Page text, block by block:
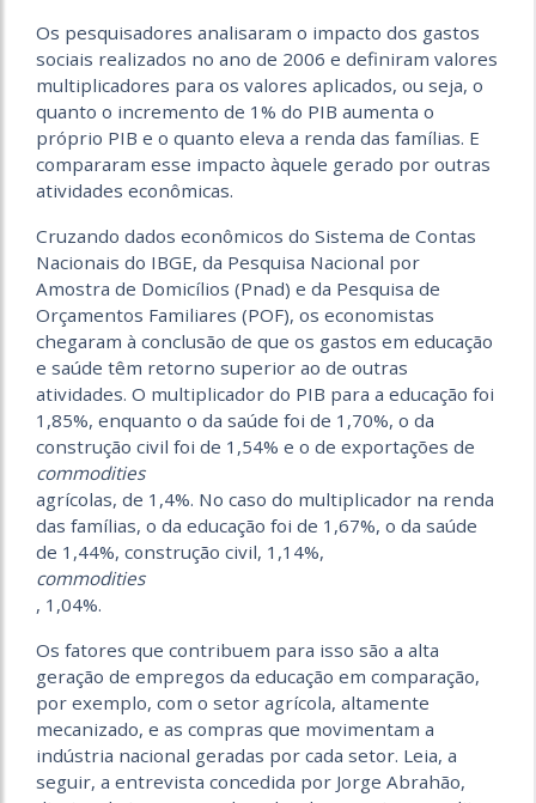
Os pesquisadores analisaram o impacto dos gastos
sociais realizados no ano de 2006 e definiram valores
multiplicadores para os valores aplicados, ou seja, o
quanto o incremento de 1% do PIB aumenta o
próprio PIB e o quanto eleva a renda das famílias. E
compararam esse impacto àquele gerado por outras
atividades econômicas.
Cruzando dados econômicos do Sistema de Contas
Nacionais do IBGE, da Pesquisa Nacional por
Amostra de Domicílios (Pnad) e da Pesquisa de
Orçamentos Familiares (POF), os economistas
chegaram à conclusão de que os gastos em educação
e saúde têm retorno superior ao de outras
atividades. O multiplicador do PIB para a educação foi
1,85%, enquanto o da saúde foi de 1,70%, o da
construção civil foi de 1,54% e o de exportações de
commodities
agrícolas, de 1,4%. No caso do multiplicador na renda
das famílias, o da educação foi de 1,67%, o da saúde
de 1,44%, construção civil, 1,14%,
commodities
, 1,04%.
Os fatores que contribuem para isso são a alta
geração de empregos da educação em comparação,
por exemplo, com o setor agrícola, altamente
mecanizado, e as compras que movimentam a
indústria nacional geradas por cada setor. Leia, a
seguir, a entrevista concedida por Jorge Abrahão,